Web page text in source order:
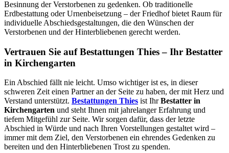
Besinnung der Verstorbenen zu gedenken. Ob traditionelle
Erdbestattung oder Urnenbeisetzung – der Friedhof bietet Raum für
individuelle Abschiedsgestaltungen, die den Wünschen der
Verstorbenen und der Hinterbliebenen gerecht werden.
Vertrauen Sie auf Bestattungen Thies – Ihr Bestatter
in Kirchengarten
Ein Abschied fällt nie leicht. Umso wichtiger ist es, in dieser
schweren Zeit einen Partner an der Seite zu haben, der mit Herz und
Verstand unterstützt. Bestattungen Thies ist IhrBestatter in
Kirchengarten und steht Ihnen mit jahrelanger Erfahrung und
tiefem Mitgefühl zur Seite. Wir sorgen dafür, dass der letzte
Abschied in Würde und nach Ihren Vorstellungen gestaltet wird –
immer mit dem Ziel, den Verstorbenen ein ehrendes Gedenken zu
bereiten und den Hinterbliebenen Trost zu spenden.